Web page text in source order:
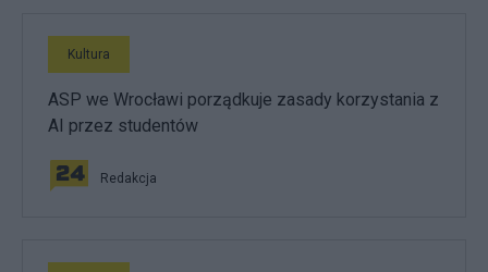
Kultura
ASP we Wrocławi porządkuje zasady korzystania z
AI przez studentów
Redakcja